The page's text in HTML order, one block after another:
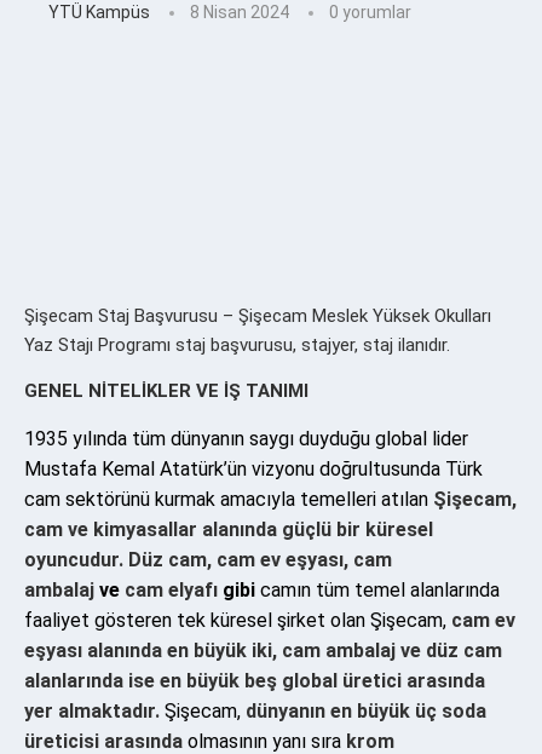
YTÜ Kampüs 8 Nisan 2024 0 yorumlar
Şişecam Staj Başvurusu – Şişecam Meslek Yüksek Okulları
Yaz Stajı Programı staj başvurusu, stajyer, staj ilanıdır.
GENEL NİTELİKLER VE İŞ TANIMI
1935 yılında tüm dünyanın saygı duyduğu global lider
Mustafa Kemal Atatürk’ün vizyonu doğrultusunda Türk
cam sektörünü kurmak amacıyla temelleri atılan Şişecam,
cam ve kimyasallar alanında güçlü bir küresel
oyuncudur. Düz cam, cam ev eşyası, cam
ambalaj ve cam elyafı gibi camın tüm temel alanlarında
faaliyet gösteren tek küresel şirket olan Şişecam, cam ev
eşyası alanında en büyük iki, cam ambalaj ve düz cam
alanlarında ise en büyük beş global üretici arasında
yer almaktadır. Şişecam, dünyanın en büyük üç soda
üreticisi arasında olmasının yanı sıra krom